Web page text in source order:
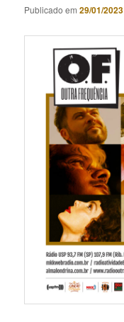
Publicado em29/01/2023